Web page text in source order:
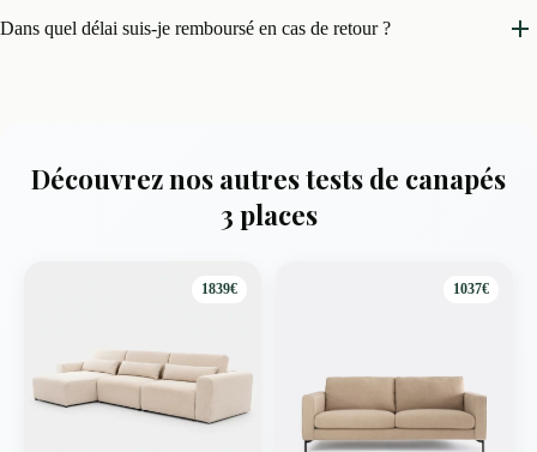
Dans quel délai suis-je remboursé en cas de retour ?
Découvrez nos autres tests de canapés
3 places
1839€ 1037€